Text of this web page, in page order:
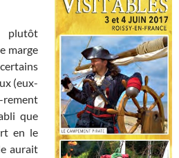
marge
(eux-
que
en le
aurait